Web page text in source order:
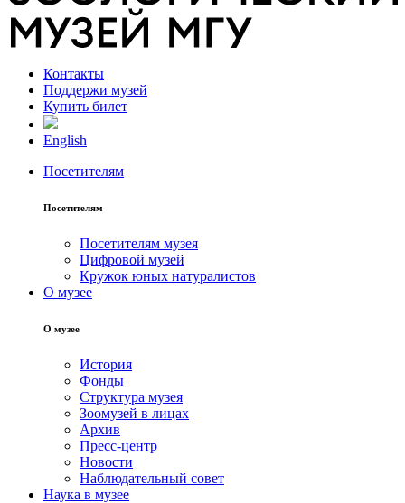
Контакты
Поддержи музей
Купить билет
English
Посетителям
Посетителям
Посетителям музея
Цифровой музей
Кружок юных натуралистов
О музее
О музее
История
Фонды
Структура музея
Зоомузей в лицах
Архив
Пресс-центр
Новости
Наблюдательный совет
Наука в музее